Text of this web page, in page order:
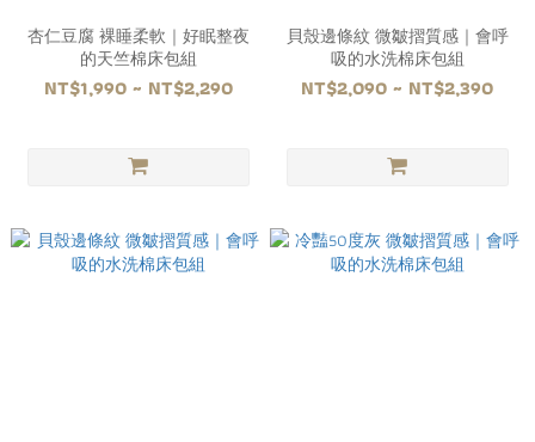
杏仁豆腐 裸睡柔軟｜好眠整夜
的天竺棉床包組
NT$1,990 ~ NT$2,290
貝殼邊條紋 微皺摺質感｜會呼
吸的水洗棉床包組
NT$2,090 ~ NT$2,390